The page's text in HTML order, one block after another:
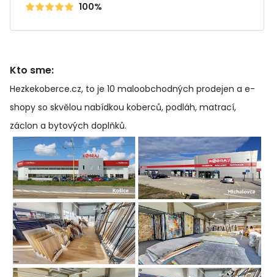
100%
Kto sme:
Hezkekoberce.cz, to je 10 maloobchodných prodejen a e-
shopy so skvělou nabídkou koberců, podláh, matrací,
záclon a bytových doplňků.